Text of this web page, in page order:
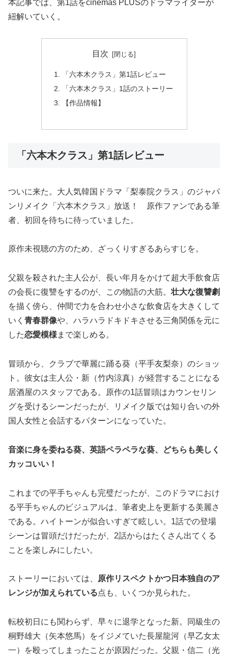
本記事では、第1話をcinemas PLUSのドラマライターが
紐解いていく。
目次
「六本木クラス」第1話レビュー
「六本木クラス」1話のストーリー
【作品情報】
「六本木クラス」第1話レビュー
ついに来た。大人気韓国ドラマ「梨泰院クラス」のジャパ
ンリメイク「六本木クラス」放送！ 原作ファンである筆
者、初回を待ちに待っていました。
原作未視聴の方のため、ざっくりすぎるあらすじを。
父親を殺された主人公が、長い年月をかけて超大手飲食店
の会長に復讐をするのが、この物語の大筋。壮大な復讐劇
を描く傍ら、仲間で力を合わせ小さな飲食店を大きくして
いく 青春群像や、ハラハラドキドキさせる三角関係を元に
した恋愛模様まで楽しめる。
冒頭から、クラブで華麗に踊る葵（平手友梨奈）のショッ
ト。彼女は主人公・新（竹内涼真）が経営することになる
居酒屋のスタッフである。原作の1話冒頭はカウンセリン
グを受けるシーンだったが、リメイク版では知り合いの外
国人女性と会話するパターンになっていた。
音楽に身を委ねる葵、英語ペラペラな葵、どちらも美しく
カッコいい！
これまでの平手ちゃんも完璧だったが、このドラマにおけ
る平手ちゃんのビジュアルは、筆者史上を更新する美麗さ
である。ハイトーンが似合いすぎて眩しい。1話での登場
シーンは冒頭だけだったが、2話からはたくさん出てくる
ことを楽しみにしたい。
ストーリーにおいては、
原作リスペクトかつ日本独自のア
レンジが加えられている点も、いくつか見られた。
転校初日にも関わらず、早々に退学となった新。同級生の
桐野雄大（矢本悠馬）をイジメていた長屋龍河（早乙女太
一）を殴ってしまったことが原因だった。父親・信二（光